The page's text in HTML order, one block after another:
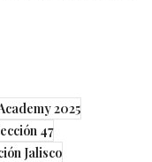
2025
47
Jalisco